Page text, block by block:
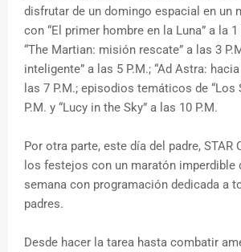
disfrutar de un domingo espacial en un
con “El primer hombre en la Luna” a la
“The Martian: misión rescate” a las 3
inteligente” a las 5 P.M.; “Ad Astra:
las 7 P.M.; episodios temáticos de “Los
P.M. y “Lucy in the Sky” a las 10 P.M.
Por otra parte, este día del padre, STAR
los festejos con un maratón imperdible
semana con programación dedicada a
padres.
Desde hacer la tarea hasta combatir